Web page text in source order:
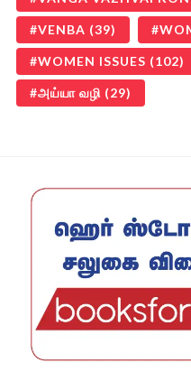
VENBA (39)
WOMEN ISSUES (102)
அய்யா வழி (29)